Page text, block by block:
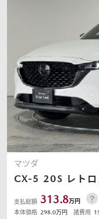
マツダ
CX-5 20S レト
支払総額 313.8万円
本体価格 298.0万円 諸費用